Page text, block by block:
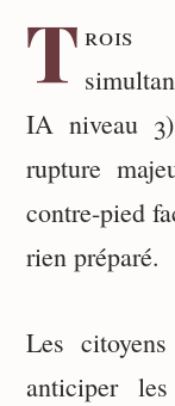
T
IA niveau
rupture
contre-pied
rien préparé.
Les
anticiper